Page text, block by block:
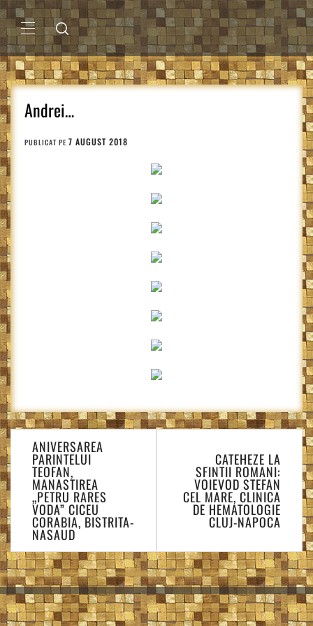
Sari
la
conținutMENIU
PRINCIPAL
Andrei…
PUBLICAT PE 7 AUGUST 2018
Navigare
în
articole
ANIVERSAREA
PARINTELUI
TEOFAN,
MANASTIREA
„PETRU RARES
VODA” CICEU
CORABIA, BISTRITA-
NASAUD
CATEHEZE LA
SFINTII ROMANI:
VOIEVOD STEFAN
CEL MARE, CLINICA
DE HEMATOLOGIE
CLUJ-NAPOCA